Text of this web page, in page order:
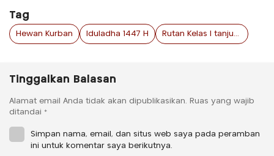
Tag
Hewan Kurban Iduladha 1447 H Rutan Kelas I tanjungpinang
Tinggalkan Balasan
Alamat email Anda tidak akan dipublikasikan. Ruas yang wajib
ditandai *
Simpan nama, email, dan situs web saya pada peramban
ini untuk komentar saya berikutnya.